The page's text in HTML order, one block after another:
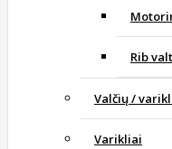
Rib
Valčių /
Varikliai